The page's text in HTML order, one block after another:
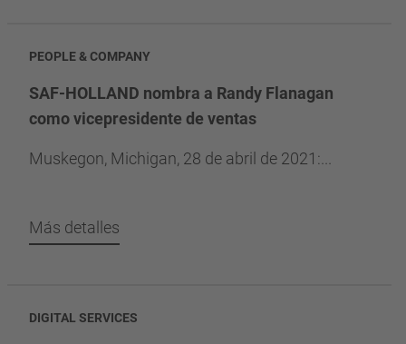
PEOPLE & COMPANY
SAF-HOLLAND nombra a Randy Flanagan
como vicepresidente de ventas
Muskegon, Michigan, 28 de abril de 2021:...
Más detalles
DIGITAL SERVICES